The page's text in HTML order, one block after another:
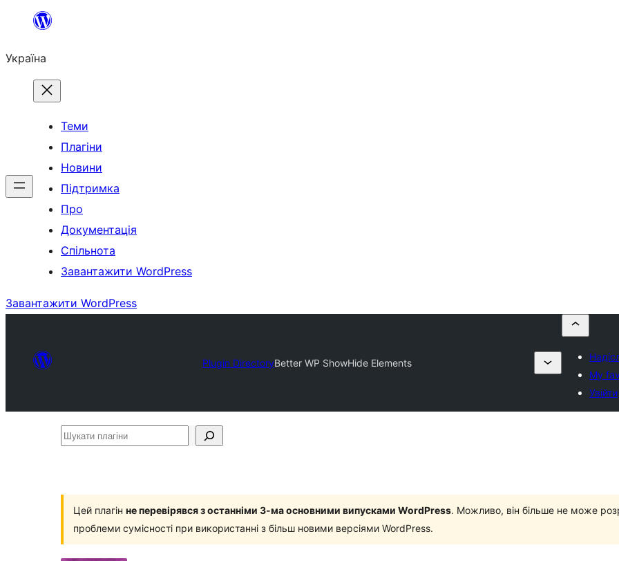
Перейти
вмісту
Україна
Теми
Плагіни
Новини
Підтримка
Про
Документація
Спільнота
Завантажити WordPress
Завантажити WordPress
Plugin DirectoryBetter WP ShowHide Elements
My
Увійти
Шукати
Цей плагін не перевірявся з останніми 3-ма основними випусками WordPress. Можливо, він більше не може
проблеми сумісності при використанні з більш новими версіями WordPress.